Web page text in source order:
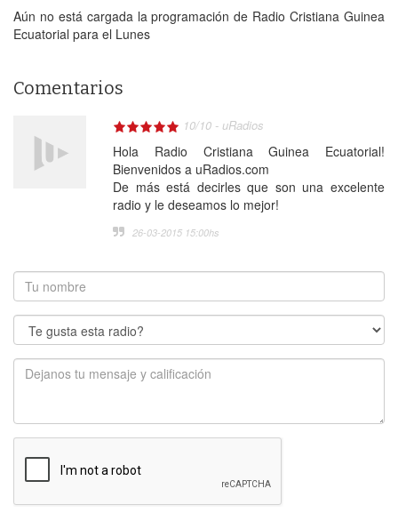
Aún no está cargada la programación de Radio Cristiana Guinea
Ecuatorial para el Lunes
Comentarios
10/10 - uRadios
Hola Radio Cristiana Guinea Ecuatorial!
Bienvenidos a uRadios.com
De más está decirles que son una excelente
radio y le deseamos lo mejor!
26-03-2015 15:00hs